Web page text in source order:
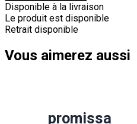
Disponible à la livraison
Le produit est disponible
Retrait disponible
Vous aimerez aussi
promissa